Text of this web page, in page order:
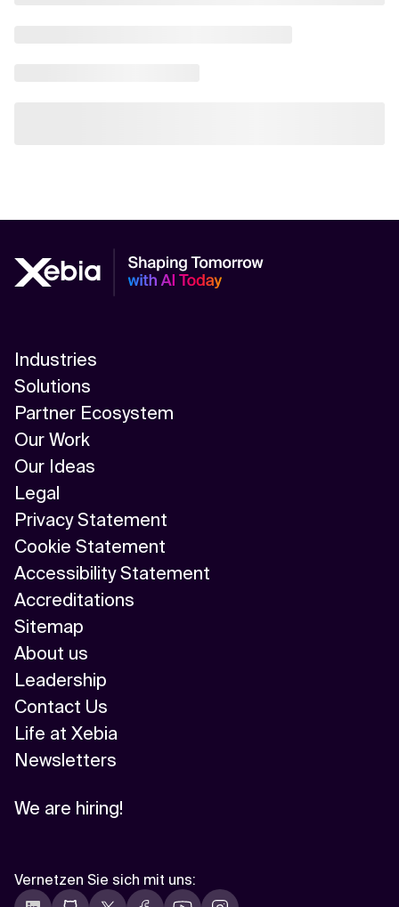
Industries
Solutions
Partner Ecosystem
Our Work
Our Ideas
Legal
Privacy Statement
Cookie Statement
Accessibility Statement
Accreditations
Sitemap
About us
Leadership
Contact Us
Life at Xebia
Newsletters
We are hiring!
Vernetzen Sie sich mit uns: